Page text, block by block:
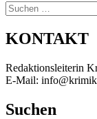
Suchen
nach:
KONTAKT
Redaktionsleiterin
E-Mail:
Suchen